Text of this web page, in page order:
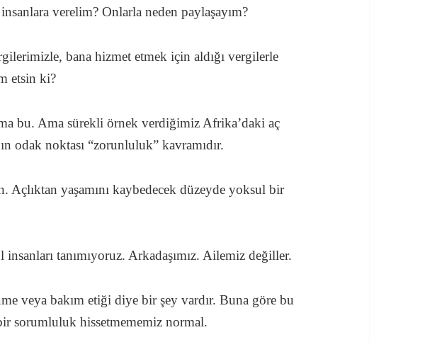
insanlara verelim? Onlarla neden paylaşayım?
bana hizmet etmek için aldığı vergilerle
etsin ki?
bu. Ama sürekli örnek verdiğimiz Afrika’daki aç
odak noktası “zorunluluk” kavramıdır.
Açlıktan yaşamını kaybedecek düzeyde yoksul bir
insanları tanımıyoruz. Arkadaşımız. Ailemiz değiller.
veya bakım etiği diye bir şey vardır. Buna göre bu
sorumluluk hissetmememiz normal.